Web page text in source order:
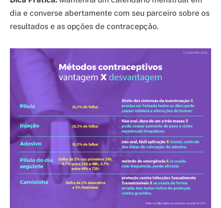
dia e converse abertamente com seu parceiro sobre os
resultados e as opções de contracepção.